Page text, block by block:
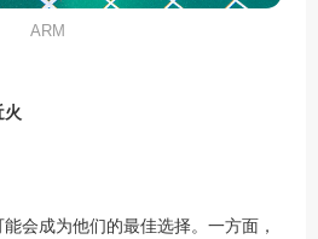
ARM
火
会成为他们的最佳选择。一方面，